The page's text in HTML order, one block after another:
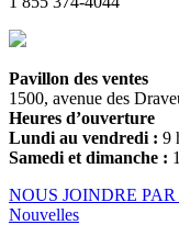
Pavillon des ventes
1500, avenue des
Heures d’ouverture
Lundi au vendredi : 9
Samedi et dimanche :
NOUS JOINDRE
Nouvelles